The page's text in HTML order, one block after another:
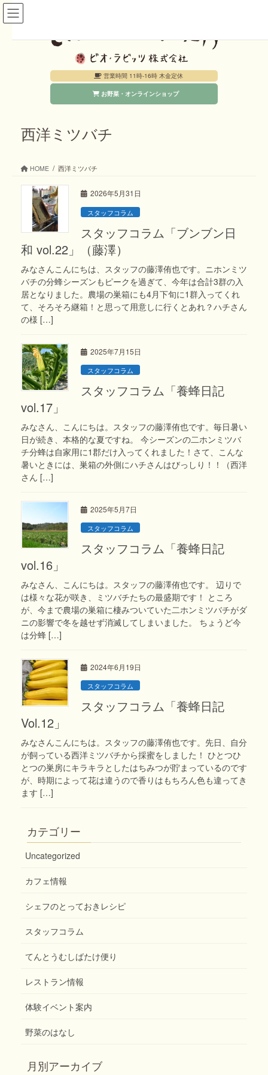
コ
ナ
営業時間 11時-16時 木金定休
お野菜・オンラインショップ
西洋ミツバチ
HOME 西洋ミツバチ
2026年5月31日
スタッフコラム
スタッフコラム「ブンブン日
和 vol.22」（藤澤）
みなさんこんにちは、スタッフの藤澤侑也です。ニホンミツ
バチの分蜂シーズンもピークを過ぎて、今年は合計3群の入
居となりました。農場の巣箱にも4月下旬に1群入ってくれ
て、そろそろ継箱！と思って用意しに行くとあれ？ハチさん
の様 […]
2025年7月15日
スタッフコラム
スタッフコラム「養蜂日記
vol.17」
みなさん、こんにちは。スタッフの藤澤侑也です。毎日暑い
日が続き、本格的な夏ですね。 今シーズンの二ホンミツバ
チ分蜂は自家用に1郡だけ入ってくれました！さて、こんな
暑いときには、巣箱の外側にハチさんはびっしり！！（西洋
さん […]
2025年5月7日
スタッフコラム
スタッフコラム「養蜂日記
vol.16」
みなさん、こんにちは。スタッフの藤澤侑也です。 辺りで
は様々な花が咲き、ミツバチたちの最盛期です！ ところ
が、今まで農場の巣箱に棲みついていた二ホンミツバチがダ
ニの影響で冬を越せず消滅してしまいました。 ちょうど今
は分蜂 […]
2024年6月19日
スタッフコラム
スタッフコラム「養蜂日記
Vol.12」
みなさんこんにちは。スタッフの藤澤侑也です。先日、自分
が飼っている西洋ミツバチから採蜜をしました！ ひとつひ
とつの巣房にキラキラとしたはちみつが貯まっているのです
が、時期によって花は違うので香りはもちろん色も違ってき
ます […]
カテゴリー
Uncategorized
カフェ情報
シェフのとっておきレシピ
スタッフコラム
てんとうむしばたけ便り
レストラン情報
体験イベント案内
野菜のはなし
月別アーカイブ